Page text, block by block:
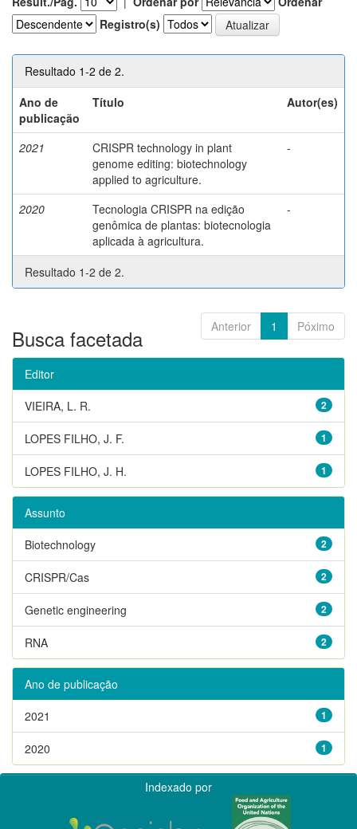
Registro(s)
Resultado 1-2 de 2.
Ano de
publicação
Título Autor(es)
2021
CRISPR technology in plant
genome editing: biotechnology
applied to agriculture.
-
2020
Tecnologia CRISPR na edição
genômica de plantas: biotecnologia
aplicada à agricultura.
-
Resultado 1-2 de 2.
Anterior 1 Póximo
Busca facetada
Editor
2
VIEIRA, L. R.
1
LOPES FILHO, J. F.
1
LOPES FILHO, J. H.
Assunto
2
Biotechnology
2
CRISPR/Cas
2
Genetic engineering
2
RNA
Ano de publicação
1
2021
1
2020
Indexado por